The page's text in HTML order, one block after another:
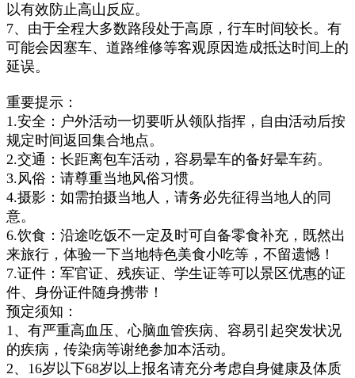
以有效防止高山反应。
7、 由于全程大多数路段处于高原，行车时间较长。有
可能会因塞车、道路维修等客观原因造成抵达时间上的
延误。
重要提示：
1.安全：户外活动一切要听从领队指挥，自由活动后按
规定时间返回集合地点。
2.交通：长距离包车活动，容易晕车的备好晕车药。
3.风俗：请尊重当地风俗习惯。
4.摄影：如需拍摄当地人，请务必先征得当地人的同
意。
6.饮食：沿途吃饭不一定及时可自备零食补充，既然出
来旅行，体验一下当地特色美食小吃等，不留遗憾！
7.证件：军官证、残疾证、学生证等可以景区优惠的证
件、身份证件随身携带！
预定须知：
1、有严重高血压、心脑血管疾病、容易引起突发状况
的疾病，传染病等谢绝参加本活动。
2、16岁以下68岁以上报名请充分考虑自身健康及体质